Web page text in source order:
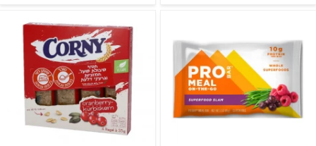
ויטמינים וספורט.
החברה היו קטשופ ורוטב
ברביקיו ללא גלוטן, מוצרי
חלב או תוספת סוכר. כיום
לחברה יש מעל 500 מוצרים,
כולל חטיפי חלבון טבעוניים.
בארץ החטיפים נמכרים
בעיקר בחנויות שמתמחות